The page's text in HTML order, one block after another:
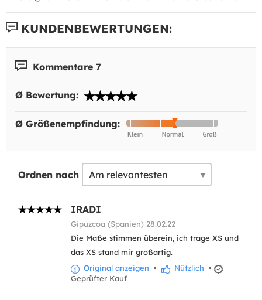
KUNDENBEWERTUNGEN:
Kommentare 7
Ø Bewertung:
Ø Größenempfindung:
Ordnen nach
IRADI
Gipuzcoa (Spanien) 28.02.22
Die Maße stimmen überein, ich trage XS und
das XS stand mir großartig.
Original anzeigen • Nützlich •
Geprüfter Kauf